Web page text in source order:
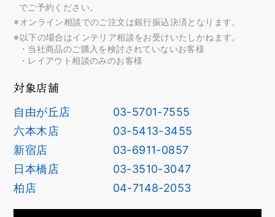
でご予約ください。
※オンライン相談でのご注文は銀行振込決済となります。
※以下の場合はインテリア相談をお受けいたしかねます。
・当社商品のご購入を検討されていないお客様
・レイアウト相談のみのお客様
対象店舗
自由が丘店
03-5701-7555
六本木店
03-5413-3455
新宿店
03-6911-0857
日本橋店
03-3510-3047
柏店
04-7148-2053